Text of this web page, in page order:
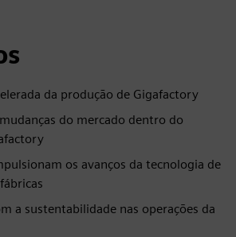
da produção de Gigafactory
do mercado dentro do
os avanços da tecnologia de
a sustentabilidade nas operações da